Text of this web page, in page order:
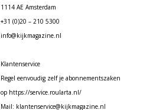
1114 AE Amsterdam
+31 (0)20 – 210 5300
info@kijkmagazine.nl
Klantenservice
Regel eenvoudig zelf je abonnementszaken
op https://service.roularta.nl/
Mail: klantenservice@kijkmagazine.nl